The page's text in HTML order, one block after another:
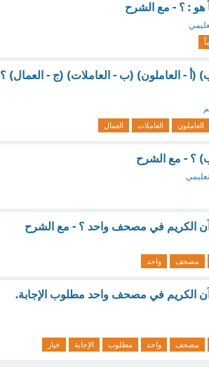
هو : ؟ - مع الشرح
(أ - العاملون) (ب - العاملات) (ج - العمال) ؟
العاملون العاملات العمال
؟ - مع الشرح
الكريم في مصحف واحد ؟ - مع الشرح
مصحف واحد
الكريم في مصحف واحد مطلوب الإجابة.
مصحف واحد مطلوب الإجابة خيار